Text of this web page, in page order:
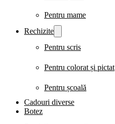
Pentru mame
Rechizite
Pentru scris
Pentru colorat și pictat
Pentru școală
Cadouri diverse
Botez